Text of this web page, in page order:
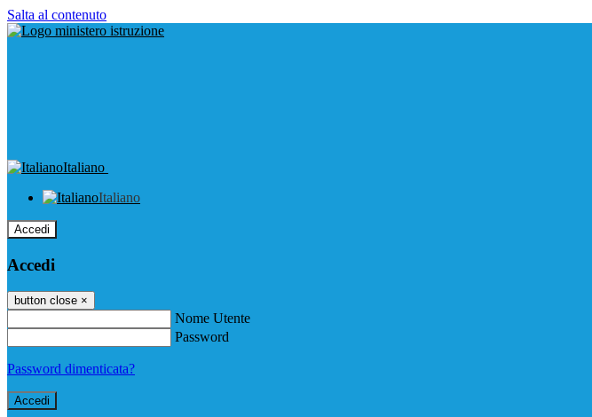
Salta al contenuto
Italiano
Italiano
Accedi
Accedi
button close ×
Nome Utente
Password
Password dimenticata?